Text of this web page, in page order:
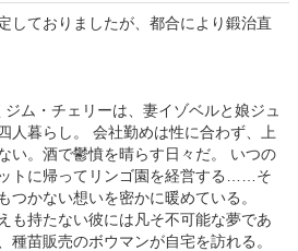
しておりましたが、都合により鍛治直
ム・チェリーは、妻イゾベルと娘ジュ
人暮らし。 会社勤めは性に合わず、上
い。酒で鬱憤を晴らす日々だ。 いつの
トに帰ってリンゴ園を経営する……そ
つかない想いを密かに暖めている。
も持たない彼には凡そ不可能な夢であ
種苗販売のボウマンが自宅を訪れる。